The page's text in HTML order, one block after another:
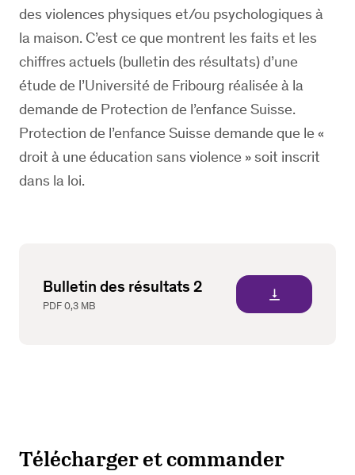
des violences physiques et/ou psychologiques à
la maison. C’est ce que montrent les faits et les
chiffres actuels (bulletin des résultats) d’une
étude de l’Université de Fribourg réalisée à la
demande de Protection de l’enfance Suisse.
Protection de l’enfance Suisse demande que le «
droit à une éducation sans violence » soit inscrit
dans la loi.
Bulletin des résultats 2
PDF 0,3 MB
vertical_align_bottom
Télécharger et commander